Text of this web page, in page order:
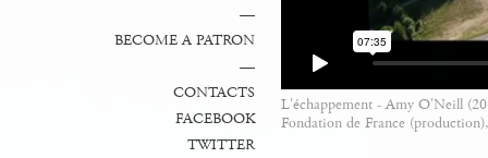
—
BECOME A PATRON
—
CONTACTS
FACEBOOK
TWITTER
L'échappement - Amy O'Neill
Fondation de France